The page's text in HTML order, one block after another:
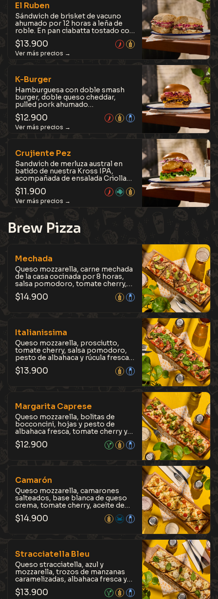
El Ruben
Sándwich de brisket de vacuno
ahumado por 12 horas a leña de
roble. En pan ciabatta tostado con
mantequilla, coleslaw con toque
picante, queso gouda mayonesa
de la casa y salsa Mil Islas.
$13.900
K-Burger
Hamburguesa con doble smash
burger, doble queso cheddar,
pulled pork ahumado
artesanalmente a leña de roble,
coleslaw de kimchi y nuestra
versión de la icónica salsa Emmy,
concesiones, una mezcla intensa
de sabores que no pasa
desapercibida.
$12.900
Crujiente Pez
Sandwich de merluza austral en
batido de nuestra Kross IPA,
acompañada de ensalada Criolla
con rocoto, tomate, mix de hojas
y salsa tártara, en pan brioche
tostado con mantequilla. Fresca,
$11.900
Brew Pizza
Mechada
Queso mozzarella, carne mechada
de la casa cocinada por 8 horas,
salsa pomodoro, tomate cherry,
aceite de oliva y palta laminada,
sobre masa de la casa fermentada
entre frescura y sabor casero.
$14.900
Italianissima
Queso mozzarella, prosciutto,
tomate cherry, salsa pomodoro,
pesto de albahaca y rúcula fresca,
sobre masa de la casa fermentada
por 12 horas, hecha con cebada de
herbal.
$13.900
Margarita Caprese
Queso mozzarella, bolitas de
bocconcini, hojas y pesto de
albahaca fresca, tomate cherry y
salsa pomodoro, sobre masa de la
casa fermentada por 12 horas,
cada bocado.
$12.900
Camarón
Queso mozzarella, camarones
salteados, base blanca de queso
crema, tomate cherry, aceite de
oliva y perejil fresco, sobre masa
de la casa fermentada por 12
destaca el sabor del mar.
$14.900
Stracciatella Bleu
Queso stracciatella, azul y
mozzarella, trozos de manzanas
caramelizadas, albahaca fresca y
un toque de nueces garrapiñadas
crocantes, sobre masa de la casa
$13.900